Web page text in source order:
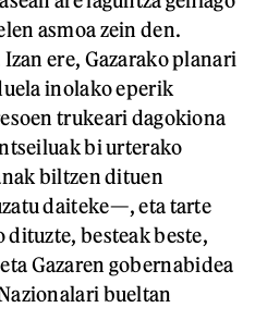
asmoa zein den.
ere, Gazarako planari
inolako eperik
trukeari dagokiona
bi urterako
biltzen dituen
daiteke—, eta tarte
besteak beste,
Gazaren gobernabidea
bueltan